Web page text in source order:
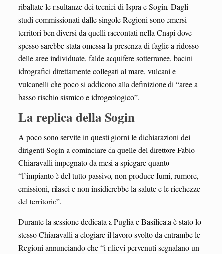
ribaltate le risultanze dei tecnici di Ispra e Sogin. Dagli
studi commissionati dalle singole Regioni sono emersi
territori ben diversi da quelli raccontati nella Cnapi dove
spesso sarebbe stata omessa la presenza di faglie a ridosso
delle aree individuate, falde acquifere sotterranee, bacini
idrografici direttamente collegati al mare, vulcani e
vulcanelli che poco si addicono alla definizione di “aree a
basso rischio sismico e idrogeologico”.
La replica della Sogin
A poco sono servite in questi giorni le dichiarazioni dei
dirigenti Sogin a cominciare da quelle del direttore Fabio
Chiaravalli impegnato da mesi a spiegare quanto
“l’impianto è del tutto passivo, non produce fumi, rumore,
emissioni, rilasci e non insidierebbe la salute e le ricchezze
del territorio”.
Durante la sessione dedicata a Puglia e Basilicata è stato lo
stesso Chiaravalli a elogiare il lavoro svolto da entrambe le
Regioni annunciando che “i rilievi pervenuti segnalano un